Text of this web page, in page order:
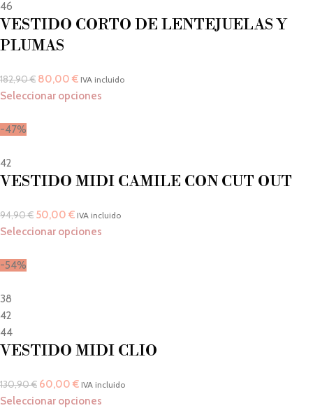
46
VESTIDO CORTO DE LENTEJUELAS Y
PLUMAS
182,90€ 80,00 € IVA incluido
Seleccionar opciones
-47%
42
VESTIDO MIDI CAMILE CON CUT OUT
94,90€ 50,00 € IVA incluido
Seleccionar opciones
-54%
38
42
44
VESTIDO MIDI CLIO
130,90€ 60,00 € IVA incluido
Seleccionar opciones